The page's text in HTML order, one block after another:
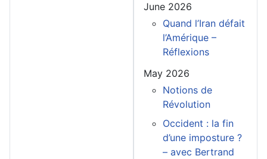
June 2026
Quand l’Iran défait
l’Amérique –
Réflexions
May 2026
Notions de
Révolution
Occident : la fin
d’une imposture ?
– avec Bertrand